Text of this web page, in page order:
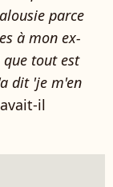
parce
à mon ex-
que tout est
dit 'je m'en
il